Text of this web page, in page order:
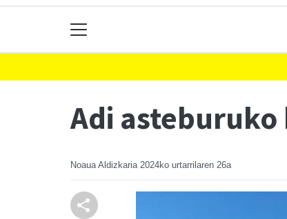
Adi
Noaua Aldizkaria 2024ko urtarrilaren 26a